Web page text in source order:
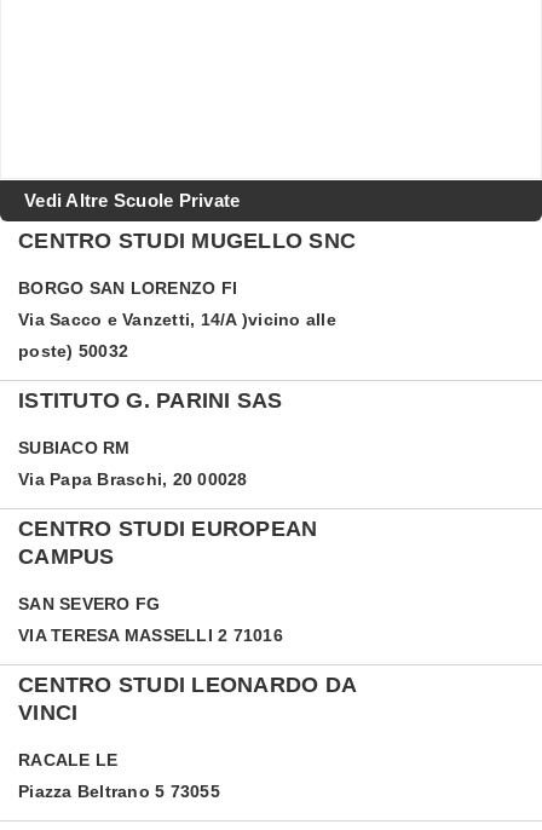
Vedi Altre Scuole Private
CENTRO STUDI MUGELLO SNC
BORGO SAN LORENZO FI
Via Sacco e Vanzetti, 14/A )vicino alle
poste) 50032
ISTITUTO G. PARINI SAS
SUBIACO RM
Via Papa Braschi, 20 00028
CENTRO STUDI EUROPEAN
CAMPUS
SAN SEVERO FG
VIA TERESA MASSELLI 2 71016
CENTRO STUDI LEONARDO DA
VINCI
RACALE LE
Piazza Beltrano 5 73055